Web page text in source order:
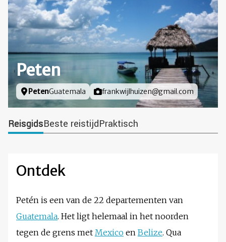
Peten
Locatie
PetenGuatemala Foto door
frankwijlhuizen@gmail.com
ReisgidsBeste reistijdPraktisch
Ontdek
Petén is een van de 22 departementen van
Guatemala. Het ligt helemaal in het noorden
tegen de grens met Mexico en Belize. Qua